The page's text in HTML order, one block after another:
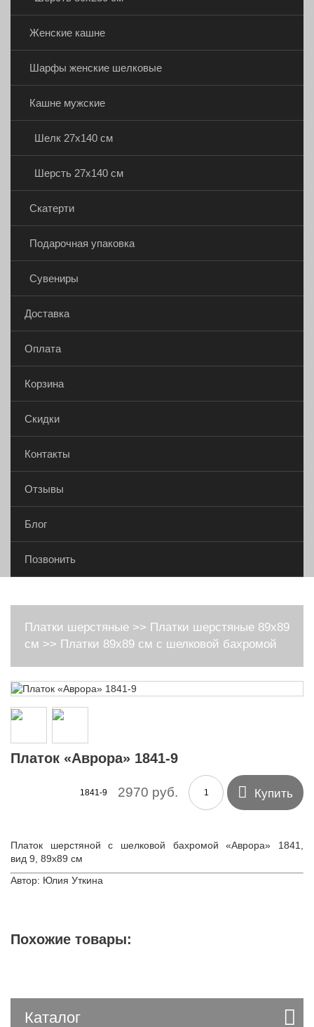
Женские кашне
Шарфы женские шелковые
Кашне мужские
Шелк 27х140 см
Шерсть 27х140 см
Скатерти
Подарочная упаковка
Сувениры
Доставка
Оплата
Корзина
Скидки
Контакты
Отзывы
Блог
Позвонить
Платки шерстяные >> Платки шерстяные 89х89
см >> Платки 89х89 см с шелковой бахромой
Платок «Аврора» 1841-9
1841-9 2970 руб.  Купить
Платок шерстяной с шелковой бахромой «Аврора» 1841,
вид 9, 89х89 см
Автор: Юлия Уткина
Похожие товары:
Каталог